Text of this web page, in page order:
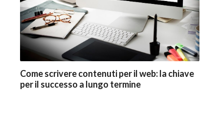
Come scrivere contenuti per il web: la chiave
per il successo a lungo termine